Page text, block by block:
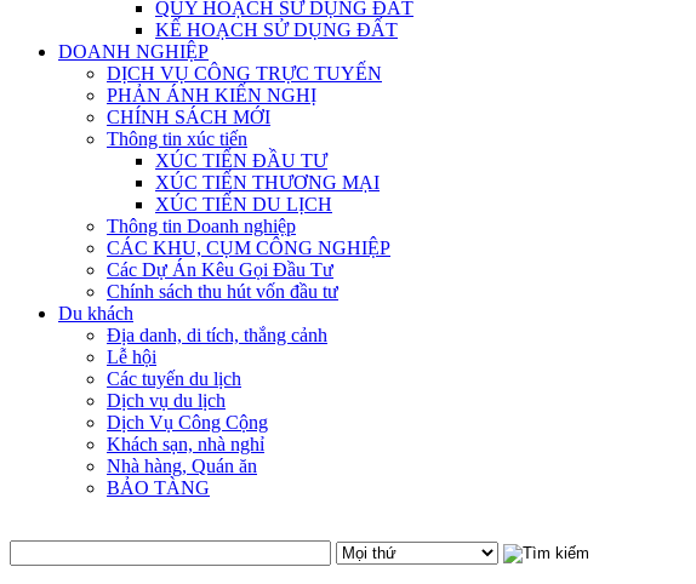
QUY HOẠCH SỬ DỤNG ĐẤT
KẾ HOẠCH SỬ DỤNG ĐẤT
DOANH NGHIỆP
DỊCH VỤ CÔNG TRỰC TUYẾN
PHẢN ÁNH KIẾN NGHỊ
CHÍNH SÁCH MỚI
Thông tin xúc tiến
XÚC TIẾN ĐẦU TƯ
XÚC TIẾN THƯƠNG MẠI
XÚC TIẾN DU LỊCH
Thông tin Doanh nghiệp
CÁC KHU, CỤM CÔNG NGHIỆP
Các Dự Án Kêu Gọi Đầu Tư
Chính sách thu hút vốn đầu tư
Du khách
Địa danh, di tích, thắng cảnh
Lễ hội
Các tuyến du lịch
Dịch vụ du lịch
Dịch Vụ Công Cộng
Khách sạn, nhà nghỉ
Nhà hàng, Quán ăn
BẢO TÀNG